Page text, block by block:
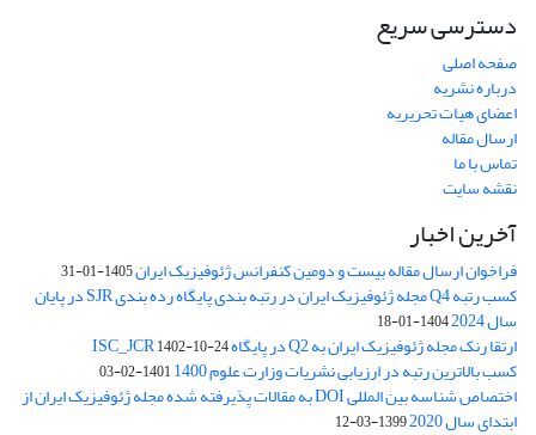
دسترسی سریع
صفحه اصلی
درباره نشریه
اعضای هیات تحریریه
ارسال مقاله
تماس با ما
نقشه سایت
آخرین اخبار
فراخوان ارسال مقاله بیست و دومین کنفرانس ژئوفیزیک ایران1405-01-31
کسب رتبه Q4 مجله ژئوفیزیک ایران در رتبه بندی پایگاه رده بندی SJR در پایان
سال 2024 1404-01-18
ارتقا رنک مجله ژئوفیزیک ایران به Q2 در پایگاه ISC_JCR 1402-10-24
کسب بالاترین رتبه در ارزیابی نشریات وزارت علوم 1400 1401-02-03
اختصاص شناسه بین المللی DOI به مقالات پذیرفته شده مجله ژئوفیزیک ایران از
ابتدای سال 2020 1399-03-12